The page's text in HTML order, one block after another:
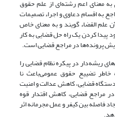
معنای اعم رشته‌ای از علم حقوق
به اقسام دعاوی و اجراء تصمیمات
علم القضاء گویند و به معنای خاص
پیدا کردن یک راه حل قضایی به کار
پرونده‌ها در مراجع قضایی است.
ریشه‌دار در پیکره نظام قضایی را
تضییع حقوق عمومی‌‌‌باعث نا
قضایی، کاهش عدالت و امنیت
مراجع قضایی، کاهش اقتدار قوه
فاصله بین کیفر و عمل مجرمانه اثر